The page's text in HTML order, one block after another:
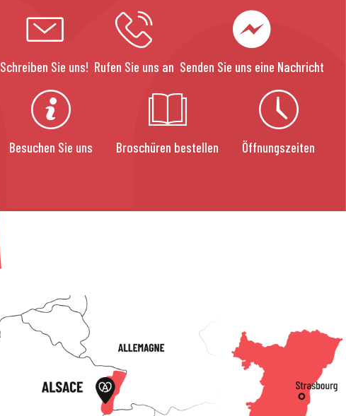
Schreiben Sie uns! Rufen Sie uns an Senden Sie uns eine Nachricht
Besuchen Sie uns Broschüren bestellen Öffnungszeiten